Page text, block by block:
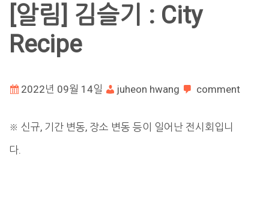
[알림] 김슬기 : City
Recipe
2022년 09월 14일 juheon hwang comment
※ 신규, 기간 변동, 장소 변동 등이 일어난 전시회입니
다.